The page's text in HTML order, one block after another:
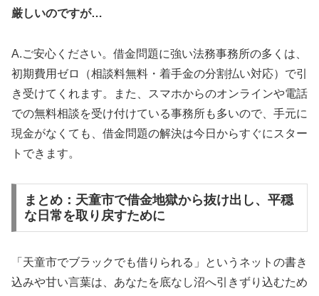
厳しいのですが…
A.ご安心ください。借金問題に強い法務事務所の多くは、
初期費用ゼロ（相談料無料・着手金の分割払い対応）で引
き受けてくれます。また、スマホからのオンラインや電話
での無料相談を受け付けている事務所も多いので、手元に
現金がなくても、借金問題の解決は今日からすぐにスター
トできます。
まとめ：天童市で借金地獄から抜け出し、平穏
な日常を取り戻すために
「天童市でブラックでも借りられる」というネットの書き
込みや甘い言葉は、あなたを底なし沼へ引きずり込むため